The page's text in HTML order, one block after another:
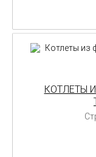
КОТЛЕТЫ